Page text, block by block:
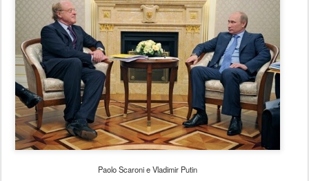
Paolo Scaroni e Vladimir Putin